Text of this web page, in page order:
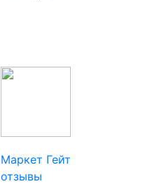
Маркет Гейт
отзывы